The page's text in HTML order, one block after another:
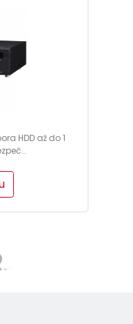
HDD až do 1